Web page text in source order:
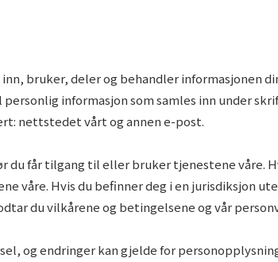
bruker, deler og behandler informasjonen
informasjon som samles inn under
nettstedet vårt og annen e-post.
du får tilgang til eller bruker tjenestene våre.
våre. Hvis du befinner deg i en jurisdiksjon
du vilkårene og betingelsene og vår
og endringer kan gjelde for